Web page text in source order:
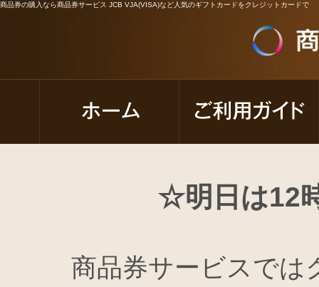
商品券の購入なら商品券サービス JCB VJA(VISA)など人気のギフトカードをクレジットカードで
☆明日は12
商品券サービスでは